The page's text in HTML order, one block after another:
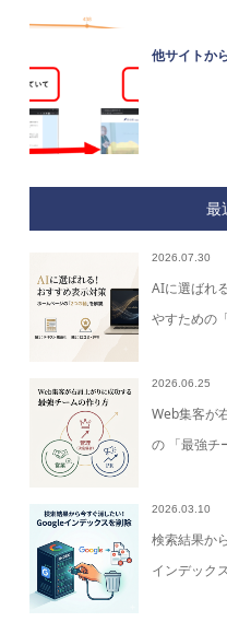
他サイトか
最
2026.07.30
AIに選ばれ
やすための
2026.06.25
Web集客が
の 「最強チ
2026.03.10
検索結果か
インデック